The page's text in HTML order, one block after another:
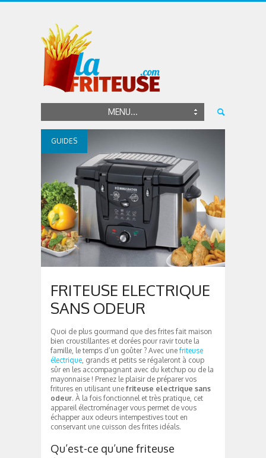
MENU...
GUIDES
FRITEUSE ELECTRIQUE
SANS ODEUR
Quoi de plus gourmand que des frites fait maison
bien croustillantes et dorées pour ravir toute la
famille, le temps d’un goûter ? Avec une friteuse
électrique , grands et petits se régaleront à coup
sûr en les accompagnant avec du ketchup ou de la
mayonnaise ! Prenez le plaisir de préparer vos
fritures en utilisant une friteuse electrique sans
odeur. À la fois fonctionnel et très pratique, cet
appareil électroménager vous permet de vous
échapper aux odeurs intempestives tout en
conservant une cuisson des frites idéals.
Qu’est-ce qu’une friteuse